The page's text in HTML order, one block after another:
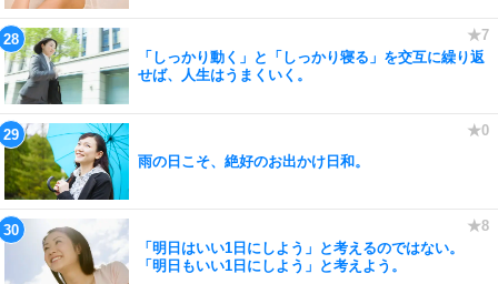
「しっかり動く」と「しっかり寝る」を交互に繰り返
せば、人生はうまくいく。
雨の日こそ、絶好のお出かけ日和。
「明日はいい1日にしよう」と考えるのではない。
「明日もいい1日にしよう」と考えよう。